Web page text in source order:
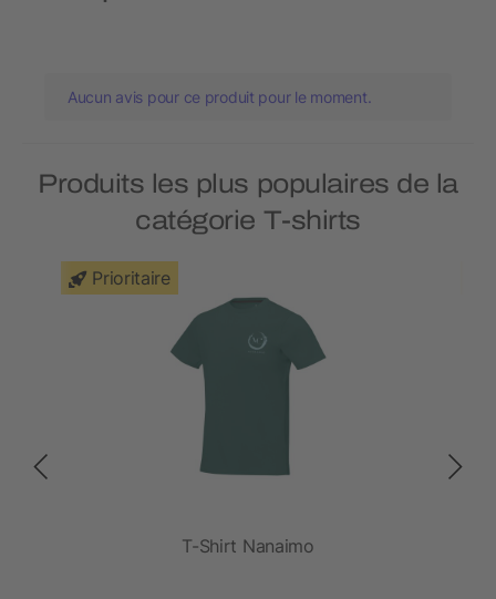
Aucun avis pour ce produit pour le moment.
Produits les plus populaires de la
catégorie T-shirts
Prioritaire
T-Shirt Nanaimo